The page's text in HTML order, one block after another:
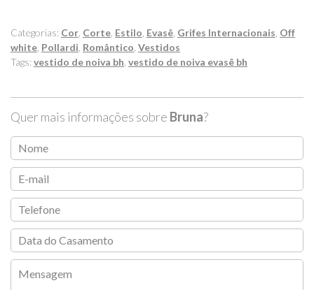
Categorias: Cor Corte Estilo Evasê Grifes Internacionais Off
white Pollardi Romântico Vestidos
Tags:vestido de noiva bh vestido de noiva evasê bh
Quer mais informações sobre Bruna?